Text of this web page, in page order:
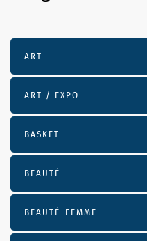
ART
ART / EXPO
BASKET
BEAUTÉ
BEAUTÉ-FEMME